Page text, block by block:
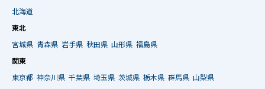
北海道
東北
宮城県 青森県 岩手県 秋田県 山形県 福島県
関東
東京都 神奈川県 千葉県 埼玉県 茨城県 栃木県 群馬県 山梨県